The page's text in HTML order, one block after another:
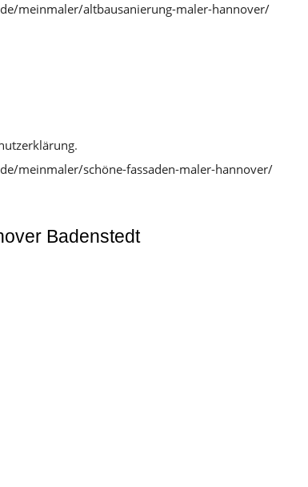
meinmaler/altbausanierung-maler-hannover/
.
meinmaler/schöne-fassaden-maler-hannover/
Badenstedt